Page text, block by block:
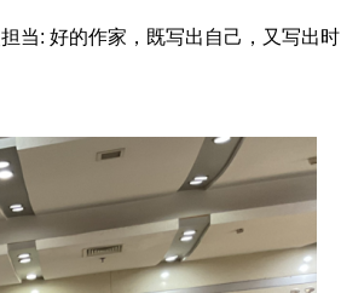
当: 好的作家，既写出自己，又写出时